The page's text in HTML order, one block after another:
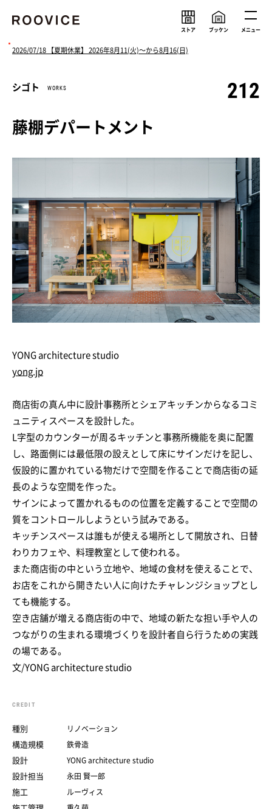
ブッケン
ストア メニュー
ルーヴィスの考え
会社情報
2026/07/18 【夏期休業】 2026年8月11(火)〜から8月16(日)
シゴト WORKS 212
藤棚デパートメント
YONG architecture studio
yong.jp
商店街の真ん中に設計事務所とシェアキッチンからなるコミ
ュニティスペースを設計した。
L字型のカウンターが周るキッチンと事務所機能を奥に配置
し、路面側には最低限の設えとして床にサインだけを記し、
仮設的に置かれている物だけで空間を作ることで商店街の延
長のような空間を作った。
サインによって置かれるものの位置を定義することで空間の
質をコントロールしようという試みである。
キッチンスペースは誰もが使える場所として開放され、日替
わりカフェや、料理教室として使われる。
また商店街の中という立地や、地域の食材を使えることで、
お店をこれから開きたい人に向けたチャレンジショップとし
ても機能する。
空き店舗が増える商店街の中で、地域の新たな担い手や人の
つながりの生まれる環境づくりを設計者自ら行うための実践
の場である。
文/YONG architecture studio
CREDIT
種別 リノベーション
構造規模 鉄骨造
設計 YONG architecture studio
設計担当 永田 賢一郎
施工 ルーヴィス